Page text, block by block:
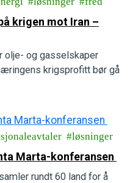
krigen mot Iran –
olje- og gasselskaper
krigsprofitt bør gå
løsninger
Marta-konferansen
rundt 60 land for å